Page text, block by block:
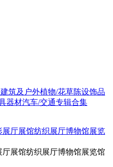
建筑及户外植物/花草陈设饰品
器材汽车/交通专辑合集
展馆纺织展厅博物馆展览馆